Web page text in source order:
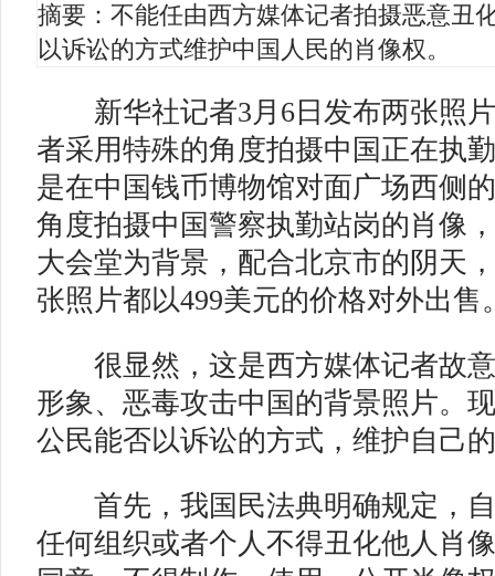
摘要：不能任由西方媒体记者拍摄恶意丑
以诉讼的方式维护中国人民的肖像权。
新华社记者3月6日发布两张照片
者采用特殊的角度拍摄中国正在执
是在中国钱币博物馆对面广场西侧
角度拍摄中国警察执勤站岗的肖像
大会堂为背景，配合北京市的阴天
张照片都以499美元的价格对外出售
很显然，这是西方媒体记者故意
形象、恶毒攻击中国的背景照片。
公民能否以诉讼的方式，维护自己
首先，我国民法典明确规定，自
任何组织或者个人不得丑化他人肖